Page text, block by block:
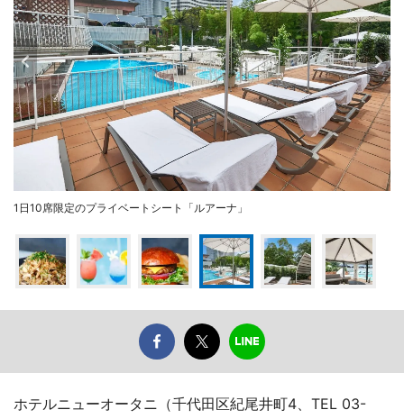
1日10席限定のプライベートシート「ルアーナ」
ホテルニューオータニ（千代田区紀尾井町4、TEL 03-